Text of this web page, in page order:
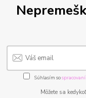
Súhlasím so
Môžete sa